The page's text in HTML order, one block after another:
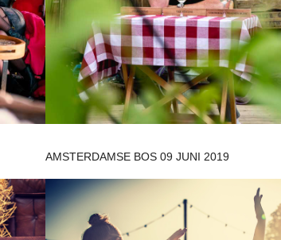
AMSTERDAMSE BOS 09 JUNI 2019